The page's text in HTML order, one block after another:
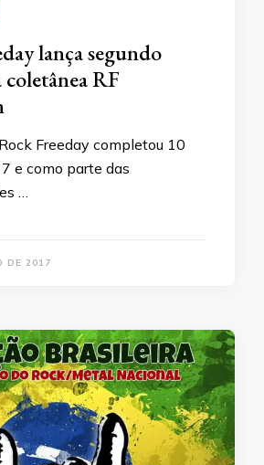
lança segundo
RF
Freeday completou 10
e como parte das
…
DE 2017